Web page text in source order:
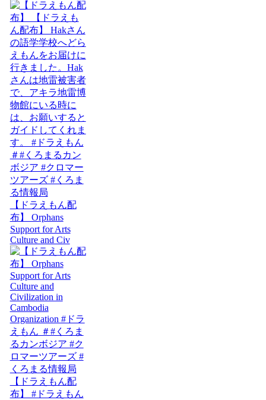
【ドラえもん配
布】 Orphans
Support for Arts
Culture and Civ
【ドラえもん配
布】 #ドラえもん